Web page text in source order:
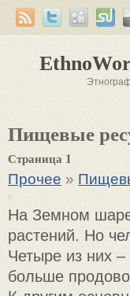
Пищевые
Страница 1
Прочее »
На Земном
растений. Но
Четыре из них
больше